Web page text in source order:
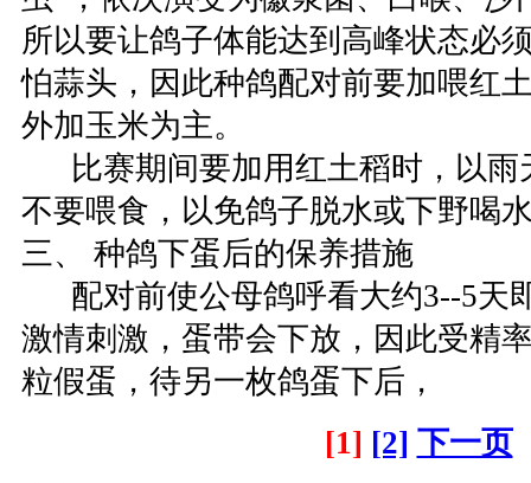
所以要让鸽子体能达到高峰状态必
怕蒜头，因此种鸽配对前要加喂红
外加玉米为主。
比赛期间要加用红土稻时，以雨
不要喂食，以免鸽子脱水或下野喝
三、 种鸽下蛋后的保养措施
配对前使公母鸽呼看大约3--5天
激情刺激，蛋带会下放，因此受精
粒假蛋，待另一枚鸽蛋下后，
[1] [2] 下一页